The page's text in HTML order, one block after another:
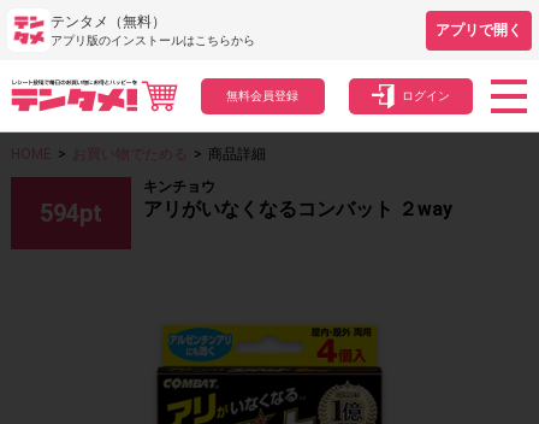
テンタメ（無料）
アプリ版のインストールはこちらから
アプリで開く
無料会員登録 ログイン
HOME > お買い物でためる > 商品詳細
594pt
キンチョウ
アリがいなくなるコンバット ２way